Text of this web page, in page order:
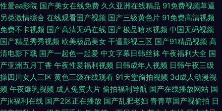
久久成人午夜剧场 韩国无码网站 97资源在线人妻 97操逼网看 中文字幕精品
社区 先锋影音精品福利资源 欧美日性爱精品 国产精选在线 wwwaa在线免
费 97起碰视频 91成人Tv视频 午夜性爱影院 深夜成人剧场 蜜桃传媒AV婷婷
国产三级网址 黄色A片日本 岛国三级在线观看 久久东京热久久 国产精品产
性爱aa影院 国产美女在线免费 久久亚洲在线精品 91免费视频草逼
另类激情综合 在线观看国产视频 国产三级黄色片 91免费高清视频
免费不卡视频 国产高清无码在线 国产极品喷水视频 中国无码视频
国产精品秀秀视频 欧美极品美女 干逼影视三区 国产91精品视频 高
清电影下载 国产一起色一起爱 中文字幕日韩丝袜 午夜福利大全 国
产亚洲五月丁香 午夜性爱福利视频 日韩成年人视频 日韩午夜三级
操四川女人三区 黄色三级在线观看 91天堂偷拍视频 3d成人动漫视
频 午夜爆乳视频 成人免费大片 偷拍福利导航 国产在线播放网站 国
产jk福利在线 国产2区正在播放 国产乱肥老妇 青青草国产视偷拍 日